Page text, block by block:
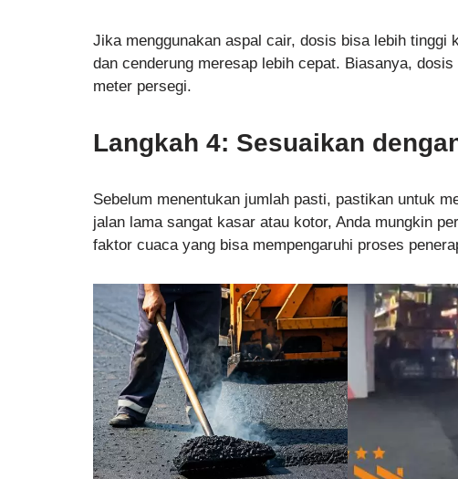
Jika menggunakan aspal cair, dosis bisa lebih
dan cenderung meresap lebih cepat. Biasanya,
meter persegi.
Langkah 4: Sesuaikan
Sebelum menentukan jumlah pasti, pastikan untuk
jalan lama sangat kasar atau kotor, Anda mungkin
faktor cuaca yang bisa mempengaruhi proses